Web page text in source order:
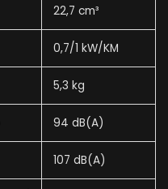
22,7 cm³
0,7/1 kW/KM
5,3 kg
94 dB(A)
107 dB(A)